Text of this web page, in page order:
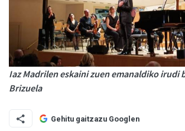
Iaz Madrilen eskaini zuen emanaldiko irudi
Brizuela
Gehitu gaitzazu Googlen